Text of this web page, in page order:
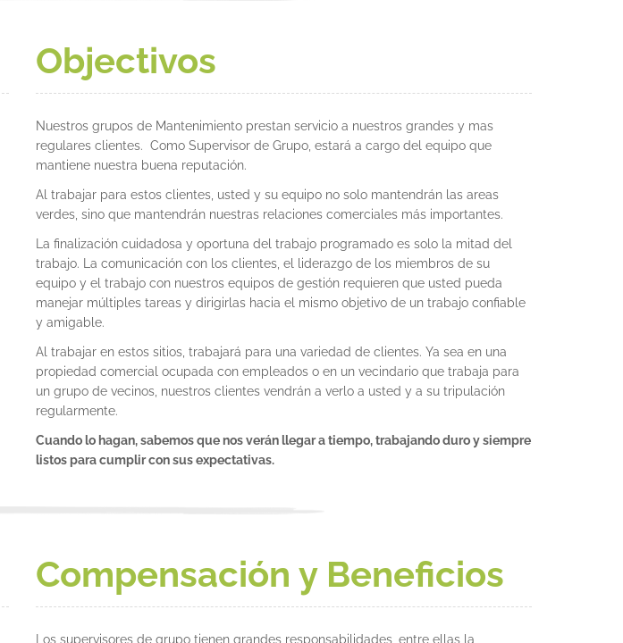
Objectivos
Nuestros grupos de Mantenimiento prestan servicio a nuestros grandes y mas
regulares clientes. Como Supervisor de Grupo, estará a cargo del equipo que
mantiene nuestra buena reputación.
Al trabajar para estos clientes, usted y su equipo no solo mantendrán las areas
verdes, sino que mantendrán nuestras relaciones comerciales más importantes.
La finalización cuidadosa y oportuna del trabajo programado es solo la mitad del
trabajo. La comunicación con los clientes, el liderazgo de los miembros de su
equipo y el trabajo con nuestros equipos de gestión requieren que usted pueda
manejar múltiples tareas y dirigirlas hacia el mismo objetivo de un trabajo confiable
y amigable.
Al trabajar en estos sitios, trabajará para una variedad de clientes. Ya sea en una
propiedad comercial ocupada con empleados o en un vecindario que trabaja para
un grupo de vecinos, nuestros clientes vendrán a verlo a usted y a su tripulación
regularmente.
Cuando lo hagan, sabemos que nos verán llegar a tiempo, trabajando duro y siempre
listos para cumplir con sus expectativas.
Compensación y Beneficios
Los supervisores de grupo tienen grandes responsabilidades, entre ellas la